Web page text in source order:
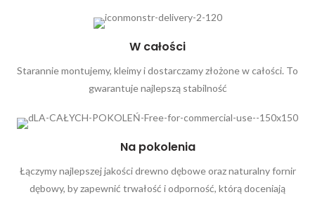
W całości
Starannie montujemy, kleimy i dostarczamy złożone w całości. To
gwarantuje najlepszą stabilność
Na pokolenia
Łączymy najlepszej jakości drewno dębowe oraz naturalny fornir
dębowy, by zapewnić trwałość i odporność, którą doceniają